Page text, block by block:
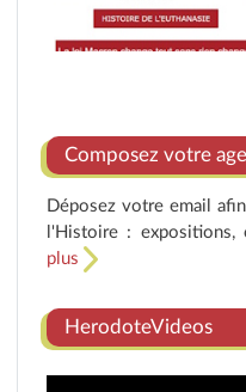
Composez votre
Déposez votre email
l'Histoire : expositions,
plus
HerodoteVideos